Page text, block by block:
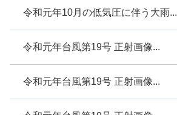
令和元年10月の低気圧に伴う大雨...
令和元年台風第19号 正射画像...
令和元年台風第19号 正射画像...